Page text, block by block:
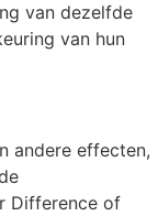
van dezelfde
van hun
andere effecten,
Difference of